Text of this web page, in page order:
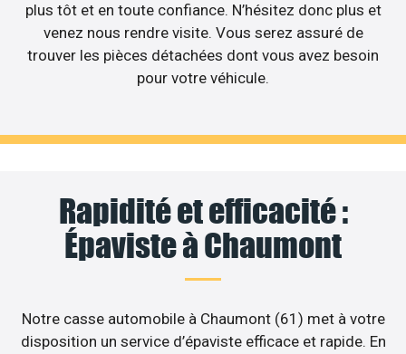
plus tôt et en toute confiance. N’hésitez donc plus et
venez nous rendre visite. Vous serez assuré de
trouver les pièces détachées dont vous avez besoin
pour votre véhicule.
Rapidité et efficacité :
Épaviste à Chaumont
Notre casse automobile à Chaumont (61) met à votre
disposition un service d’épaviste efficace et rapide. En